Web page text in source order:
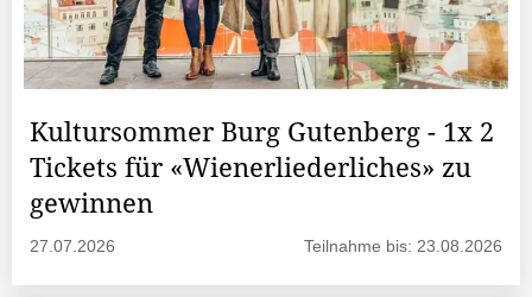
Kultursommer Burg Gutenberg - 1x 2
Tickets für «Wienerliederliches» zu
gewinnen
27.07.2026 Teilnahme bis: 23.08.2026